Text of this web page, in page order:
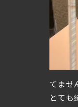
てませ
とても